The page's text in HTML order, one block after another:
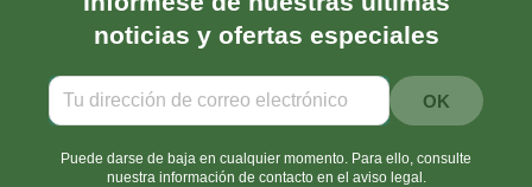
noticias y ofertas especiales
Puede darse de baja en cualquier momento. Para ello, consulte
nuestra información de contacto en el aviso legal.